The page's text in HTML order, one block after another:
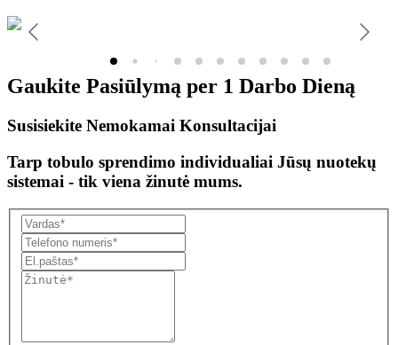
Gaukite Pasiūlymą per 1 Darbo Dieną
Susisiekite Nemokamai Konsultacijai
Tarp tobulo sprendimo individualiai Jūsų nuotekų
sistemai - tik viena žinutė mums.